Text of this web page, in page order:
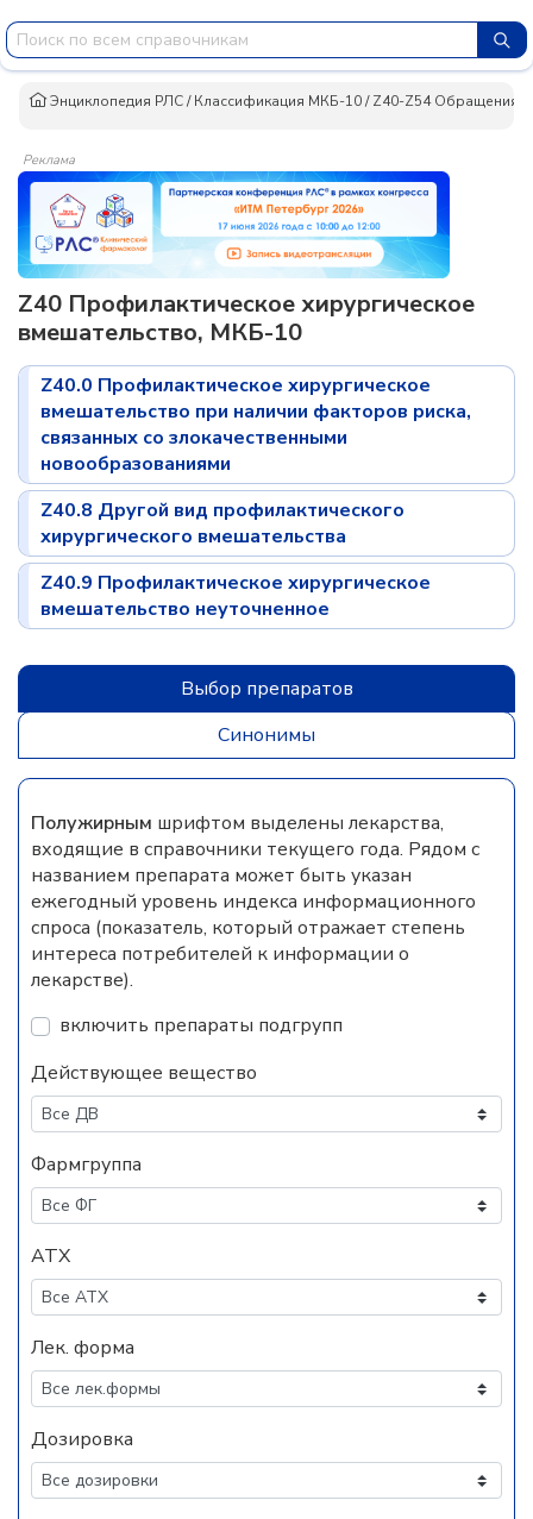
Энциклопедия РЛС/Классификация МКБ-10/Z40-Z54 Обращения в
Реклама
Z40 Профилактическое хирургическое
вмешательство, МКБ-10
Z40.0 Профилактическое хирургическое
вмешательство при наличии факторов риска,
связанных со злокачественными
новообразованиями
Z40.8 Другой вид профилактического
хирургического вмешательства
Z40.9 Профилактическое хирургическое
вмешательство неуточненное
Выбор препаратов
Синонимы
Полужирным шрифтом выделены лекарства,
входящие в справочники текущего года. Рядом с
названием препарата может быть указан
ежегодный уровень индекса информационного
спроса (показатель, который отражает степень
интереса потребителей к информации о
лекарстве).
включить препараты подгрупп
Действующее вещество
Фармгруппа
АТХ
Лек. форма
Дозировка